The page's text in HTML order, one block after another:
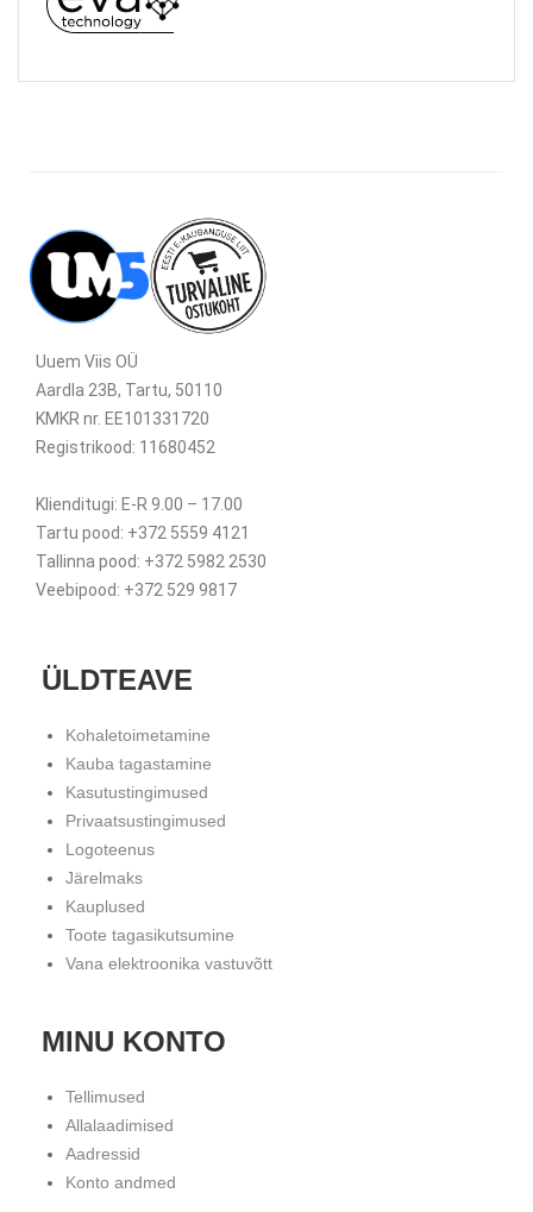
Uuem Viis OÜ
Aardla 23B, Tartu, 50110
KMKR nr. EE101331720
Registrikood: 11680452
Klienditugi: E-R 9.00 – 17.00
Tartu pood: +372 5559 4121
Tallinna pood: +372 5982 2530
Veebipood: +372 529 9817
ÜLDTEAVE
Kohaletoimetamine
Kauba tagastamine
Kasutustingimused
Privaatsustingimused
Logoteenus
Järelmaks
Kauplused
Toote tagasikutsumine
Vana elektroonika vastuvõtt
MINU KONTO
Tellimused
Allalaadimised
Aadressid
Konto andmed